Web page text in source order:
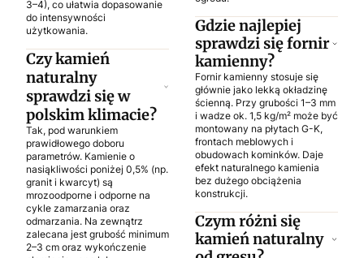
3–4), co ułatwia dopasowanie
do intensywności
użytkowania.
Czy kamień
naturalny
sprawdzi się w
polskim klimacie?
Tak, pod warunkiem
prawidłowego doboru
parametrów. Kamienie o
nasiąkliwości poniżej 0,5% (np.
granit i kwarcyt) są
mrozoodporne i odporne na
cykle zamarzania oraz
odmarzania. Na zewnątrz
zalecana jest grubość minimum
2–3 cm oraz wykończenie
Gdzie najlepiej
sprawdzi się fornir
kamienny?
Fornir kamienny stosuje się
głównie jako lekką okładzinę
ścienną. Przy grubości 1–3 mm
i wadze ok. 1,5 kg/m² może być
montowany na płytach G-K,
frontach meblowych i
obudowach kominków. Daje
efekt naturalnego kamienia
bez dużego obciążenia
konstrukcji.
Czym różni się
kamień naturalny